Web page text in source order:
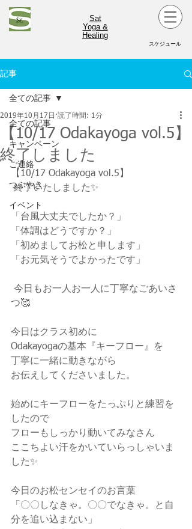
Sat
Yoga &
Healing
スケジュール
記事
全ての記事
キャンペーン
ご連絡
つぶやき
イベント
全ての記事
【10/17 Odakayoga vol.5】
終了しました
2019年10月17日 読了時間: 1分
【10/17 Odakayoga vol.5】
終了いたしました✨
「台風大丈夫でしたか？」
「体調はどうですか？」
「初めましてお松と申します」
「お元気そうでよかったです」
つ🥰
今日はクラス初めに
Odakayogaの基本『キーフロー』を
丁寧に一緒に動きながら
お伝えしてくださいました。
始めにキーフローをたっぷりと練習を
したので
フローもしっかり動いてみなさん
ここちよい汗をかいていらっしゃいま
した✨
今日のお松センセイのお言葉
「〇〇しなきゃ。〇〇でなきゃ。と自
分を追い込まない」